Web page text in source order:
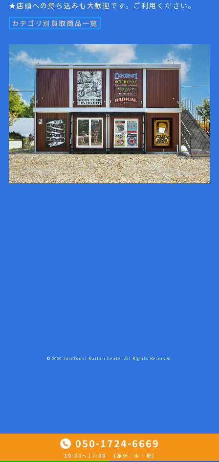
050-1724-6669
10:00〜17:00 (定休：木・祝)
★店頭への持ち込みも大歓迎です。ご利用ください。
カテゴリ別買取商品一覧
© 2020 Josetsuki Kaitori Center All Rights Reserved.